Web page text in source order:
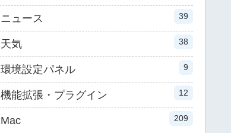
ニュース 39
天気 38
環境設定パネル 9
機能拡張・プラグイン 12
Mac 209